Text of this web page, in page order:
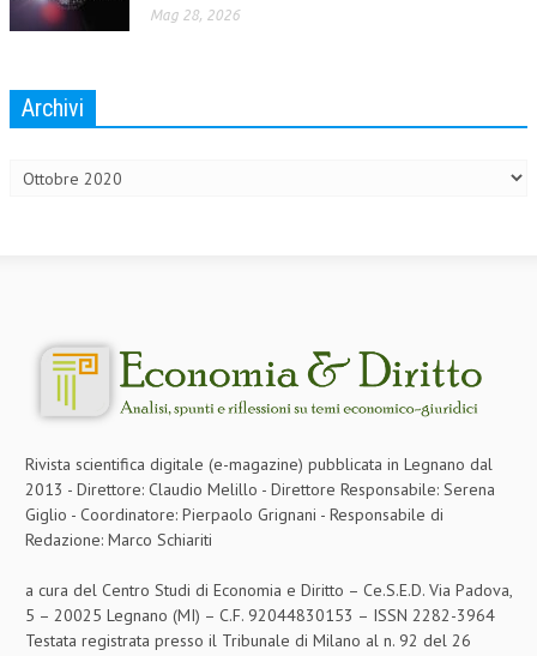
DIRITTO TRIBUTARIO
TAX RISK MANAGEMENT
TRIBUTARIA
GIURISPRUDENZA
EUROPEA
COSTITUZIONALE
TRIBUTARIA
PENALE
Mag 28, 2026
Archivi
Rivista scientifica digitale (e-magazine) pubblicata in Legnano dal
2013 - Direttore: Claudio Melillo - Direttore Responsabile: Serena
Giglio - Coordinatore: Pierpaolo Grignani - Responsabile di
Redazione: Marco Schiariti
a cura del Centro Studi di Economia e Diritto – Ce.S.E.D. Via Padova,
5 – 20025 Legnano (MI) – C.F. 92044830153 – ISSN 2282-3964
Testata registrata presso il Tribunale di Milano al n. 92 del 26